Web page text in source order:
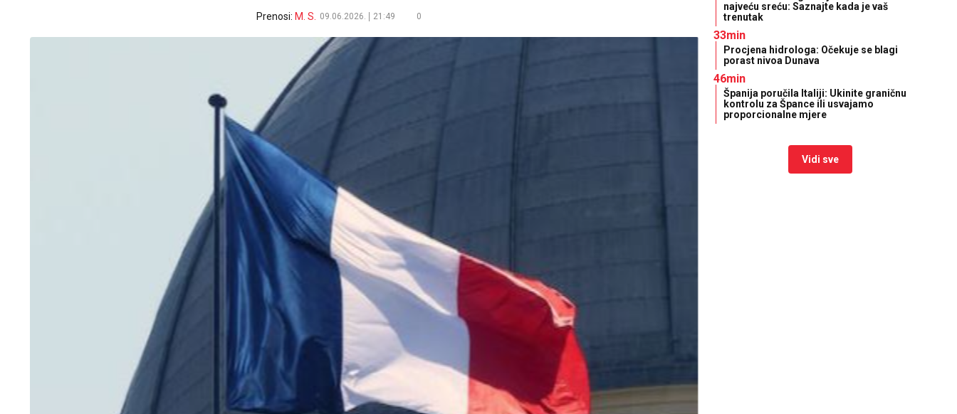
Prenosi: M. S. 09.06.2026. 21:49 0
najveću sreću: Saznajte kada je vaš
trenutak
33min
Procjena hidrologa: Očekuje se blagi
porast nivoa Dunava
46min
Španija poručila Italiji: Ukinite graničnu
kontrolu za Špance ili usvajamo
proporcionalne mjere
Vidi sve